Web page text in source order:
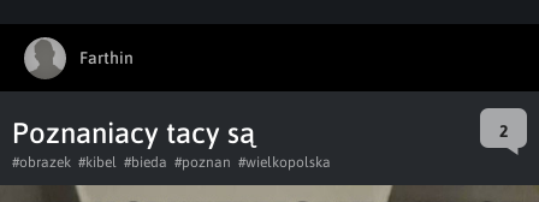
Farthin
Poznaniacy tacy są 2
#obrazek #kibel #bieda #poznan #wielkopolska